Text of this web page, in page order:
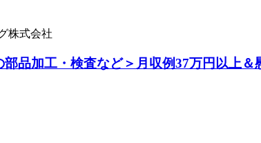
株式会社
部品加工・検査など＞月収例37万円以上